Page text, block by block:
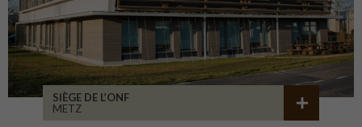
SIÈGE DE L’ONF
METZ